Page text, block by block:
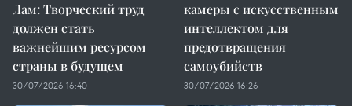
Лам: Творческий труд
должен стать
важнейшим ресурсом
страны в будущем
30/07/2026 16:40
камеры с искусственным
интеллектом для
предотвращения
самоубийств
30/07/2026 16:26